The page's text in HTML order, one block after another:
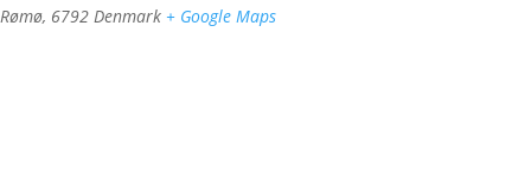
Rømø, 6792 Denmark + Google Maps